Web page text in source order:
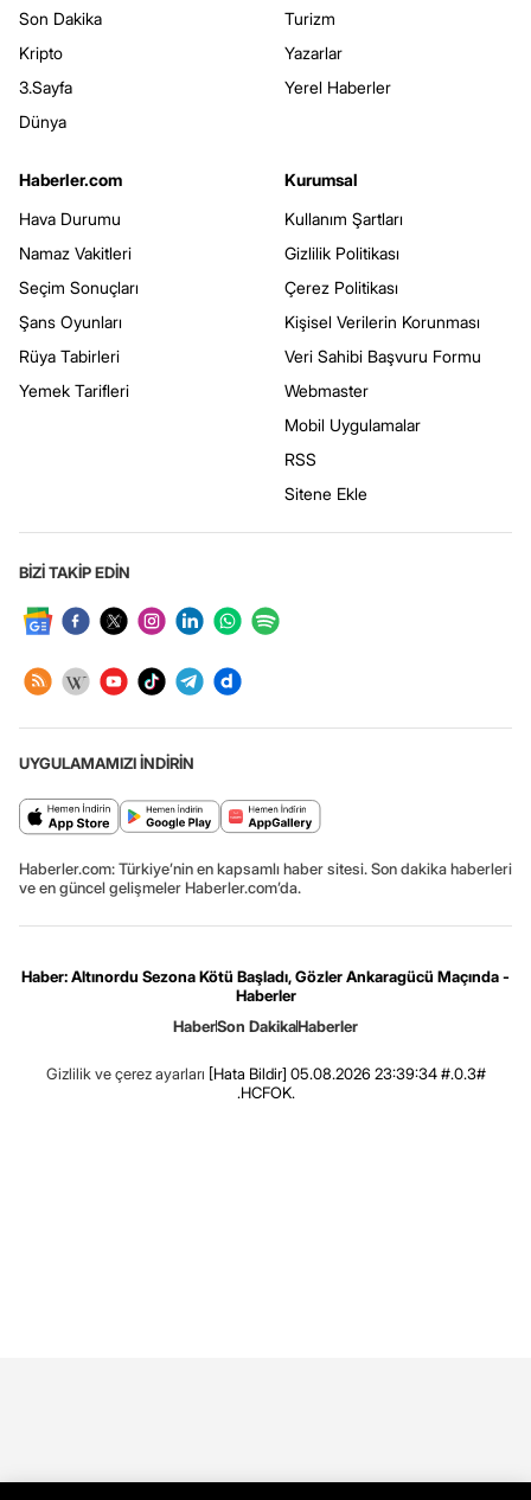
Son Dakika
Kripto
3.Sayfa
Dünya
Turizm
Yazarlar
Yerel Haberler
Haberler.com
Hava Durumu
Namaz Vakitleri
Seçim Sonuçları
Şans Oyunları
Rüya Tabirleri
Yemek Tarifleri
Kurumsal
Kullanım Şartları
Gizlilik Politikası
Çerez Politikası
Kişisel Verilerin Korunması
Veri Sahibi Başvuru Formu
Webmaster
Mobil Uygulamalar
RSS
Sitene Ekle
BİZİ TAKİP EDİN
UYGULAMAMIZI İNDİRİN
Haberler.com: Türkiye’nin en kapsamlı haber sitesi. Son dakika haberleri
ve en güncel gelişmeler Haberler.com’da.
Haber: Altınordu Sezona Kötü Başladı, Gözler Ankaragücü Maçında -
Haberler
HaberSon DakikaHaberler
Gizlilik ve çerez ayarları [Hata Bildir] 05.08.2026 23:39:34 #.0.3#
.HCFOK.